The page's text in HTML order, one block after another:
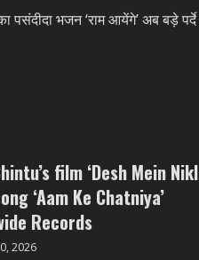
पसंदीदा भजन ‘राम आयेंगे’ अब बड़े
film ‘Desh Mein
‘Aam Ke Chatniya’
Records
2026